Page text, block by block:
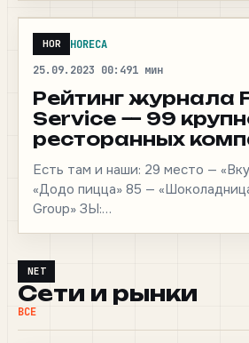
HOR
HORECA
25.09.2023 00:491 мин
Рейтинг журнала
Service — 99
ресторанных
Европы в 2022
Есть там и наши: 29 место —
«Додо пицца» 85 —
Group» ЗЫ:…
NET
Сети и рынки
ВСЕ